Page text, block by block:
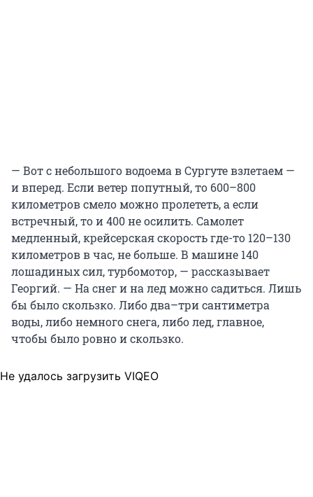
— Вот с небольшого водоема в Сургуте взлетаем —
и вперед. Если ветер попутный, то 600–800
километров смело можно пролететь, а если
встречный, то и 400 не осилить. Самолет
медленный, крейсерская скорость где-то 120–130
километров в час, не больше. В машине 140
лошадиных сил, турбомотор, — рассказывает
Георгий. — На снег и на лед можно садиться. Лишь
бы было скользко. Либо два–три сантиметра
воды, либо немного снега, либо лед, главное,
чтобы было ровно и скользко.
Не удалось загрузить VIQEO